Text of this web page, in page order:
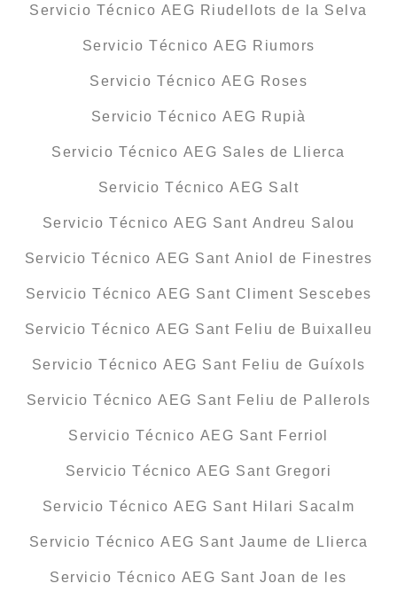
Servicio Técnico AEG Riudellots de la Selva
Servicio Técnico AEG Riumors
Servicio Técnico AEG Roses
Servicio Técnico AEG Rupià
Servicio Técnico AEG Sales de Llierca
Servicio Técnico AEG Salt
Servicio Técnico AEG Sant Andreu Salou
Servicio Técnico AEG Sant Aniol de Finestres
Servicio Técnico AEG Sant Climent Sescebes
Servicio Técnico AEG Sant Feliu de Buixalleu
Servicio Técnico AEG Sant Feliu de Guíxols
Servicio Técnico AEG Sant Feliu de Pallerols
Servicio Técnico AEG Sant Ferriol
Servicio Técnico AEG Sant Gregori
Servicio Técnico AEG Sant Hilari Sacalm
Servicio Técnico AEG Sant Jaume de Llierca
Servicio Técnico AEG Sant Joan de les